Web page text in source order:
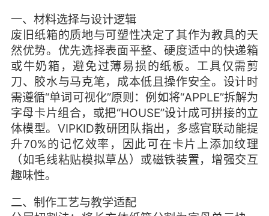
一、材料选择与设计逻辑
废旧纸箱的质地与可塑性决定了其作为教具的天
然优势。优先选择表面平整、硬度适中的快递箱
或牛奶箱，避免过薄易损的纸板。工具仅需剪
刀、胶水与马克笔，成本低且操作安全。设计时
需遵循“单词可视化”原则：例如将“APPLE”拆解为
字母卡片组合，或把“HOUSE”设计成可拼接的立
体模型。VIPKID教研团队指出，多感官联动能提
升70%的记忆效率，因此可在卡片上添加纹理
（如毛线粘贴模拟草丛）或磁铁装置，增强交互
趣味性。
二、制作工艺与教学适配